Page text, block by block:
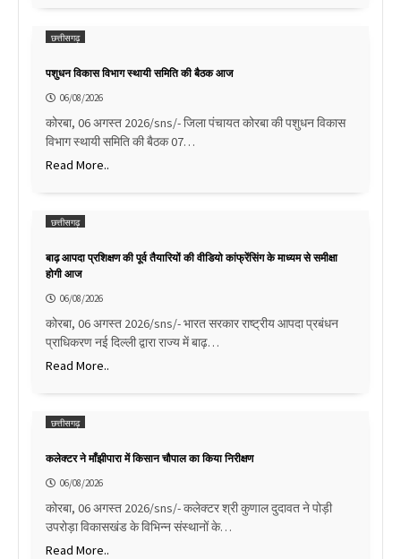
छत्तीसगढ़
पशुधन विकास विभाग स्थायी समिति की बैठक आज
06/08/2026
कोरबा, 06 अगस्त 2026/sns/- जिला पंचायत कोरबा की पशुधन विकास
विभाग स्थायी समिति की बैठक 07…
Read More..
छत्तीसगढ़
बाढ़ आपदा प्रशिक्षण की पूर्व तैयारियों की वीडियो कांफ्रेंसिंग के माध्यम से समीक्षा
होगी आज
06/08/2026
कोरबा, 06 अगस्त 2026/sns/- भारत सरकार राष्ट्रीय आपदा प्रबंधन
प्राधिकरण नई दिल्ली द्वारा राज्य में बाढ़…
Read More..
छत्तीसगढ़
कलेक्टर ने माँझीपारा में किसान चौपाल का किया निरीक्षण
06/08/2026
कोरबा, 06 अगस्त 2026/sns/- कलेक्टर श्री कुणाल दुदावत ने पोड़ी
उपरोड़ा विकासखंड के विभिन्न संस्थानों के…
Read More..